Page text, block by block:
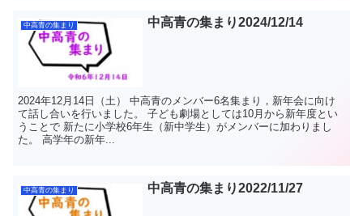
中高青の集まり 中高青の集まり2024/12/14
2024年12月14日（土） 中高青のメンバー6名集まり，新年会に向け
て話し合いを行いました。 子ども劇場としては10月から新年度とい
うことで 新たに小学校6年生（新中学生）がメンバーに加わりまし
た。 高学年の新年...
中高青の集まり 中高青の集まり2022/11/27